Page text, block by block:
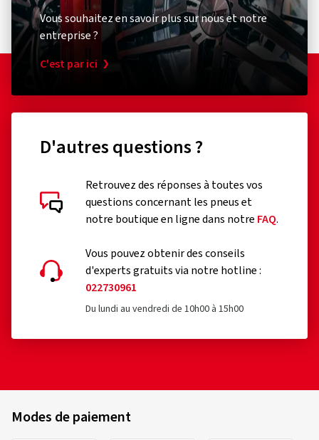
Vous souhaitez en savoir plus sur nous et notre
entreprise ?
C'est par ici
D'autres questions ?
Retrouvez des réponses à toutes vos
questions concernant les pneus et
notre boutique en ligne dans notre FAQ.
Vous pouvez obtenir des conseils
d'experts gratuits via notre hotline :
022730961
Du lundi au vendredi de 10h00 à 15h00
Modes de paiement